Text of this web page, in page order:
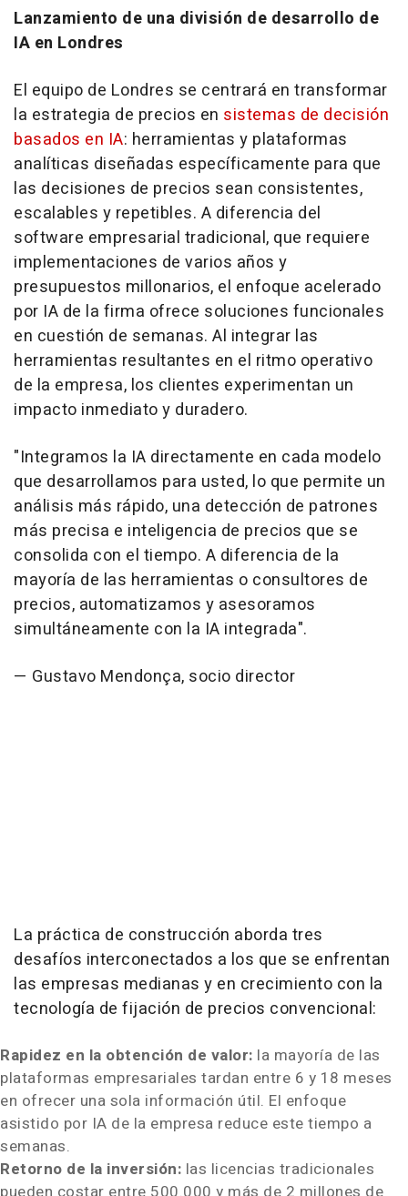
Lanzamiento de una división de desarrollo de
IA en Londres
El equipo de Londres se centrará en transformar
la estrategia de precios en sistemas de decisión
basados en IA: herramientas y plataformas
analíticas diseñadas específicamente para que
las decisiones de precios sean consistentes,
escalables y repetibles. A diferencia del
software empresarial tradicional, que requiere
implementaciones de varios años y
presupuestos millonarios, el enfoque acelerado
por IA de la firma ofrece soluciones funcionales
en cuestión de semanas. Al integrar las
herramientas resultantes en el ritmo operativo
de la empresa, los clientes experimentan un
impacto inmediato y duradero.
"Integramos la IA directamente en cada modelo
que desarrollamos para usted, lo que permite un
análisis más rápido, una detección de patrones
más precisa e inteligencia de precios que se
consolida con el tiempo. A diferencia de la
mayoría de las herramientas o consultores de
precios, automatizamos y asesoramos
simultáneamente con la IA integrada".
— Gustavo Mendonça, socio director
La práctica de construcción aborda tres
desafíos interconectados a los que se enfrentan
las empresas medianas y en crecimiento con la
tecnología de fijación de precios convencional:
Rapidez en la obtención de valor: la mayoría de las
plataformas empresariales tardan entre 6 y 18 meses
en ofrecer una sola información útil. El enfoque
asistido por IA de la empresa reduce este tiempo a
semanas.
Retorno de la inversión: las licencias tradicionales